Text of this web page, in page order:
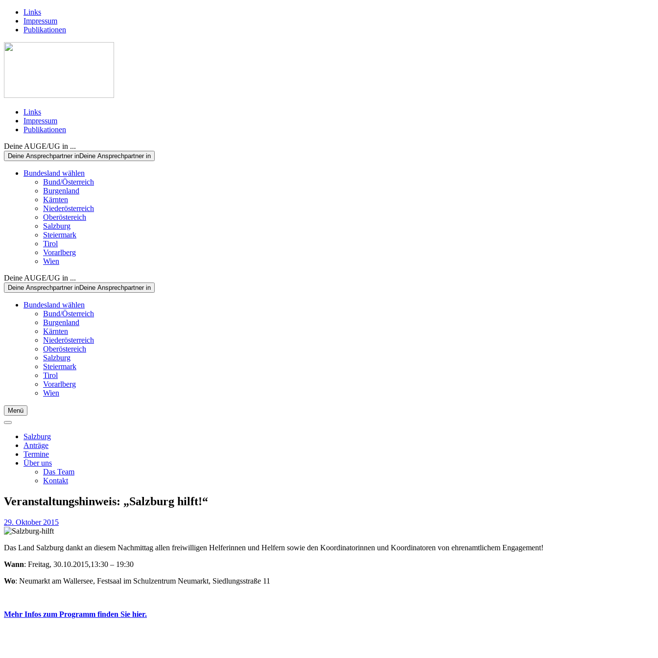
Links
Impressum
Publikationen
Links
Impressum
Publikationen
Deine AUGE/UG in ...
Deine Ansprechpartner inDeine Ansprechpartner in
Bundesland wählen
Bund/Österreich
Burgenland
Kärnten
Niederösterreich
Oberöstereich
Salzburg
Steiermark
Tirol
Vorarlberg
Wien
Deine AUGE/UG in ...
Deine Ansprechpartner inDeine Ansprechpartner in
Bundesland wählen
Bund/Österreich
Burgenland
Kärnten
Niederösterreich
Oberöstereich
Salzburg
Steiermark
Tirol
Vorarlberg
Wien
Menü
Salzburg
Anträge
Termine
Über uns
Das Team
Kontakt
Veranstaltungshinweis: „Salzburg hilft!“
29. Oktober 2015
Das Land Salzburg dankt an diesem Nachmittag allen freiwilligen Helferinnen und Helfern sowie den Koordinatorinnen und Koordinatoren von ehrenamtlichem Engagement!
Wann: Freitag, 30.10.2015,13:30 – 19:30
Wo: Neumarkt am Wallersee, Festsaal im Schulzentrum Neumarkt, Siedlungsstraße 11
Mehr Infos zum Programm finden Sie hier.